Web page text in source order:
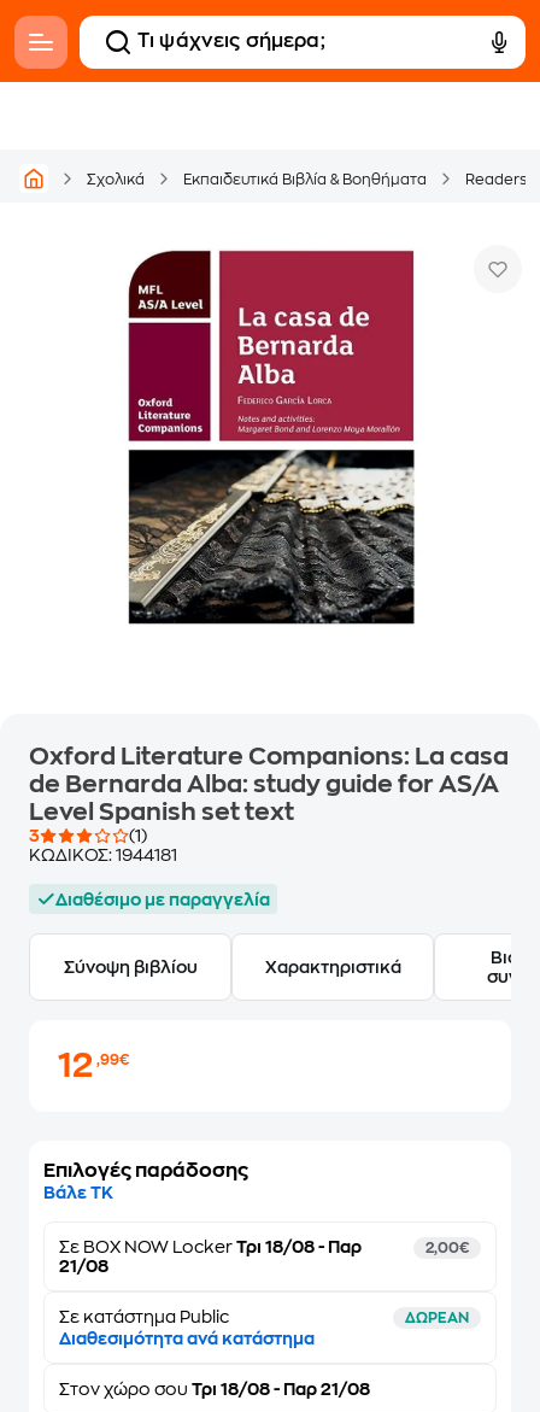
Σχολικά Εκπαιδευτικά Βιβλία & Βοηθήματα Readers
Oxford Literature Companions: La casa
de Bernarda Alba: study guide for AS/A
Level Spanish set text
3
(1)
ΚΩΔΙΚΟΣ: 1944181
Διαθέσιμο με παραγγελία
Σύνοψη βιβλίου Χαρακτηριστικά
12,99€
Επιλογές παράδοσης
Βάλε ΤΚ
Σε BOX NOW Locker Τρι 18/08 - Παρ
21/08
2,00€
Σε κατάστημα Public ΔΩΡΕΑΝ
Διαθεσιμότητα ανά κατάστημα
Στον χώρο σου Τρι 18/08 - Παρ 21/08